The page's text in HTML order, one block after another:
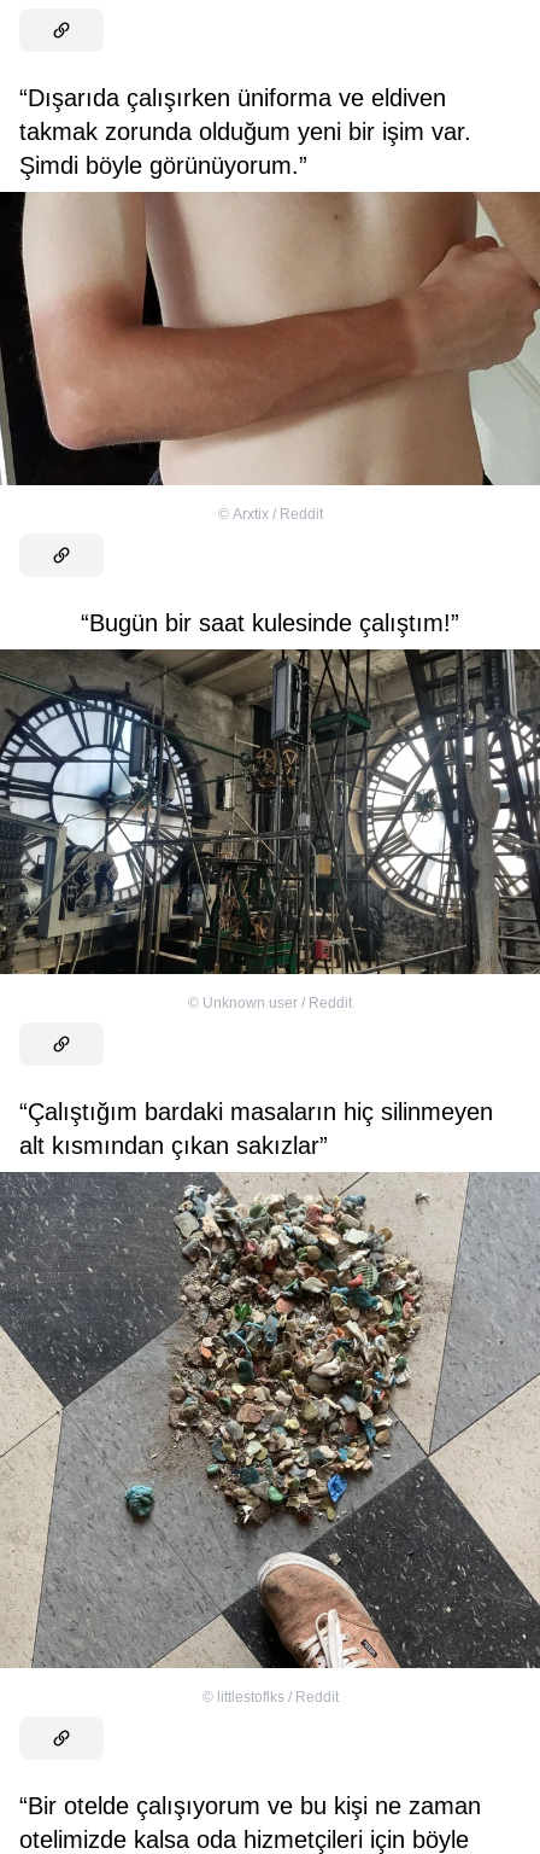
“Dışarıda çalışırken üniforma ve eldiven
takmak zorunda olduğum yeni bir işim var.
Şimdi böyle görünüyorum.”
© Arxtix / Reddit
“Bugün bir saat kulesinde çalıştım!”
© Unknown user / Reddit
“Çalıştığım bardaki masaların hiç silinmeyen
alt kısmından çıkan sakızlar”
© littlestoflks / Reddit
“Bir otelde çalışıyorum ve bu kişi ne zaman
otelimizde kalsa oda hizmetçileri için böyle